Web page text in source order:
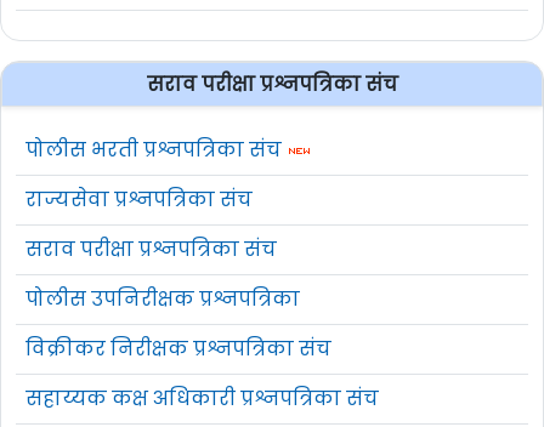
सराव परीक्षा प्रश्नपत्रिका संच
पोलीस भरती प्रश्नपत्रिका संच
राज्यसेवा प्रश्नपत्रिका संच
सराव परीक्षा प्रश्नपत्रिका संच
पोलीस उपनिरीक्षक प्रश्नपत्रिका
विक्रीकर निरीक्षक प्रश्नपत्रिका संच
सहाय्यक कक्ष अधिकारी प्रश्नपत्रिका संच